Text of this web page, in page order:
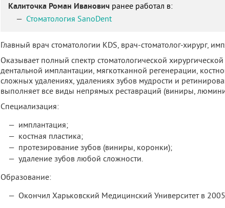
Калиточка Роман Иванович ранее работал в:
Стоматология SanoDent
Главный врач стоматологии KDS, врач-стоматолог-хирург,
Оказывает полный спектр стоматологической
дентальной имплантации, мягкотканной регенерации,
сложных удалениях, удалениях зубов мудрости и
выполняет все виды непрямых реставраций (виниры,
Специализация:
имплантация;
костная пластика;
протезирование зубов (виниры, коронки);
удаление зубов любой сложности.
Образование:
Окончил Харьковский Медицинский Университет в